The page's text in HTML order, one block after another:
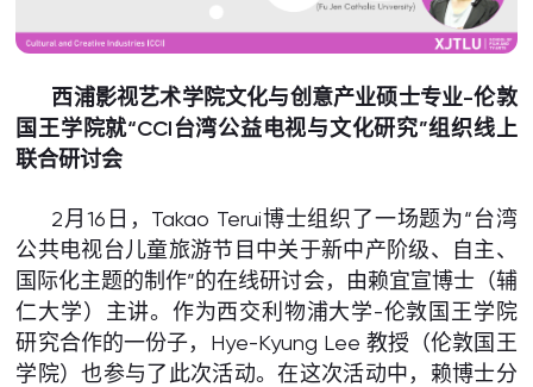
西浦影视艺术学院文化与创意产业硕士专业-伦敦
国王学院就“CCI台湾公益电视与文化研究”组织线上
联合研讨会
2月16日，Takao Terui博士组织了一场题为“台湾
公共电视台儿童旅游节目中关于新中产阶级、自主、
国际化主题的制作”的在线研讨会，由赖宜宣博士（辅
仁大学）主讲。作为西交利物浦大学-伦敦国王学院
研究合作的一份子，Hye-Kyung Lee 教授（伦敦国王
学院）也参与了此次活动。在这次活动中，赖博士分